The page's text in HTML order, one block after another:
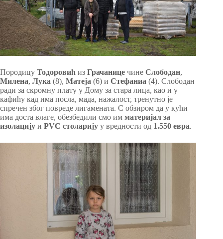
Породицу Тодоровић из Грачанице чине Слободан,
Милена, Лука (8), Матеја (6) и Стефаниа (4). Слободан
ради за скромну плату у Дому за стара лица, као и у
кафићу кад има посла, мада, нажалост, тренутно је
спречен због повреде лигамената. С обзиром да у кући
има доста влаге, обезбедили смо им материјал за
изолацију и PVC столарију у вредности од 1.550 евра.